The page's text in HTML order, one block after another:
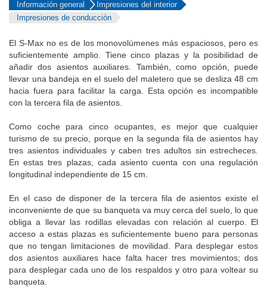
Información general
Impresiones del interior
Impresiones de conducción
El S-Max no es de los monovolúmenes más espaciosos, pero es
suficientemente amplio. Tiene cinco plazas y la posibilidad de
añadir dos asientos auxiliares. También, como opción, puede
llevar una bandeja en el suelo del maletero que se desliza 48 cm
hacia fuera para facilitar la carga. Esta opción es incompatible
con la tercera fila de asientos.
Como coche para cinco ocupantes, es mejor que cualquier
turismo de su precio, porque en la segunda fila de asientos hay
tres asientos individuales y caben tres adultos sin estrecheces.
En estas tres plazas, cada asiento cuenta con una regulación
longitudinal independiente de 15 cm.
En el caso de disponer de la tercera fila de asientos existe el
inconveniente de que su banqueta va muy cerca del suelo, lo que
obliga a llevar las rodillas elevadas con relación al cuerpo. El
acceso a estas plazas es suficientemente bueno para personas
que no tengan limitaciones de movilidad. Para desplegar estos
dos asientos auxiliares hace falta hacer tres movimientos; dos
para desplegar cada uno de los respaldos y otro para voltear su
banqueta.